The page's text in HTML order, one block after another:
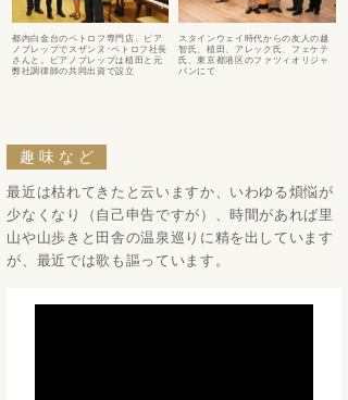
都内白金台のペトロフ専門店、ピア
ノプレップでスザンヌ･ペトロフ社長
さんと。ピアノプレップは植田と元
弊社調律師の共同出資で設立
スタインウェイ時代からの友人の越
智氏、植田、アレック氏、フェケテ
氏、東京都港区のファツィオリジャ
パンにて
趣味など
最近は枯れてきたと云いますか、いわゆる煩悩が
少なくなり（自己申告ですが）、時間があれば里
山や山歩きと田舎の温泉巡りに精を出しています
が、最近では歌も謳っています。